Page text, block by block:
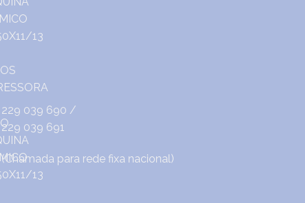
229 039 690 /
229 039 691
(Chamada para rede fixa nacional)